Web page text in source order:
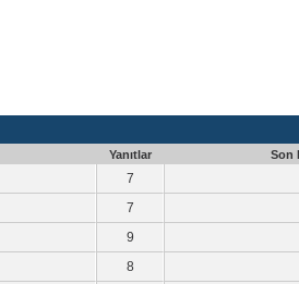
Yanıtlar Son
7
7
9
8